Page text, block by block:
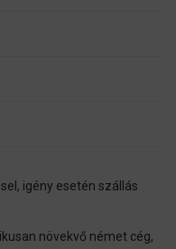
igény esetén szállás
növekvő német cég,